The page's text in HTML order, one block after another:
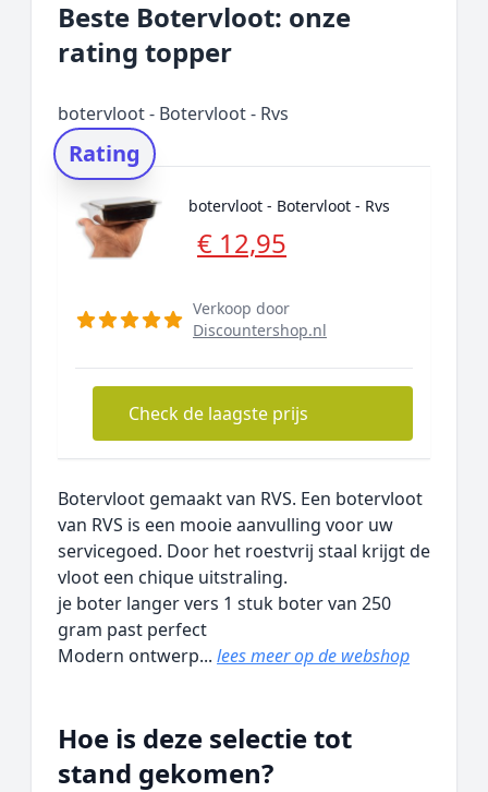
Beste Botervloot: onze
rating topper
botervloot - Botervloot - Rvs
Rating
botervloot - Botervloot - Rvs
€ 12,95
Verkoop door
Discountershop.nl
Check de laagste prijs
Botervloot gemaakt van RVS. Een botervloot
van RVS is een mooie aanvulling voor uw
servicegoed. Door het roestvrij staal krijgt de
vloot een chique uitstraling.
je boter langer vers 1 stuk boter van 250
gram past perfect
Modern ontwerp... lees meer op de webshop
Hoe is deze selectie tot
stand gekomen?